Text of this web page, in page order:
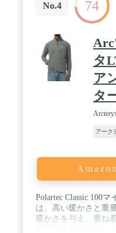
No.4 74
タ
ア
タ
アーク
Polartec Classic 100
は、高い暖かさと重
暖かさを与え、重ね